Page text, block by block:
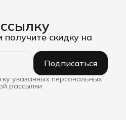
скидку на
Подписаться
указанных персональных
рассылки